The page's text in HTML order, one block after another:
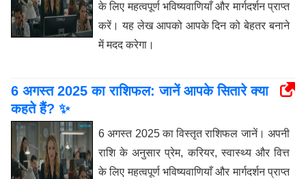
के लिए महत्वपूर्ण भविष्यवाणियाँ और मार्गदर्शन प्राप्त
करें। यह लेख आपको आपके दिन को बेहतर बनाने
में मदद करेगा।
6 अगस्त 2025 का राशिफल: जानें आपके सितारे क्या
कहते हैं? ✨
6 अगस्त 2025 का विस्तृत राशिफल जानें। अपनी
राशि के अनुसार प्रेम, करियर, स्वास्थ्य और वित्त
के लिए महत्वपूर्ण भविष्यवाणियाँ और मार्गदर्शन प्राप्त